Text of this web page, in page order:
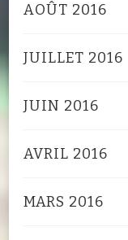
AOÛT 2016
JUILLET 2016
JUIN 2016
AVRIL 2016
MARS 2016